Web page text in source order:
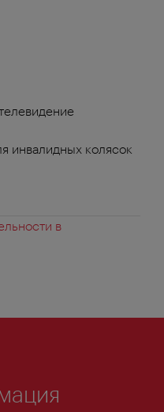
инвалидных колясок
в